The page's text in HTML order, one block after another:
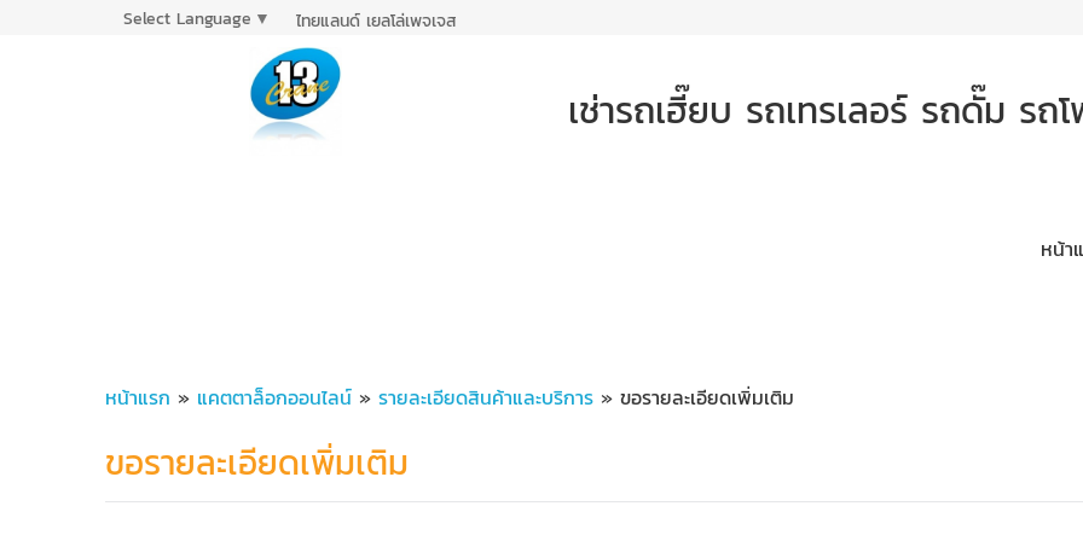
Select Language ▼ ไทยแลนด์ เยลโล่เพจเจส
เช่ารถเฮี๊ยบ รถเทรเลอร์ รถดั๊ม ร
หน้า
หน้าแรก » แคตตาล็อกออนไลน์ » รายละเอียดสินค้าและบริการ » ขอรายละเอียดเพิ่มเติม
ขอรายละเอียดเพิ่มเติม